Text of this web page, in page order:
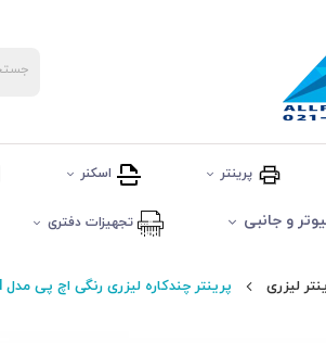
پرینتر اسکنر
و جانبی تجهیزات دفتری
لیزری پرینتر چندکاره لیزری رنگی اچ پی مدل LaserJet Pro MFP M277N